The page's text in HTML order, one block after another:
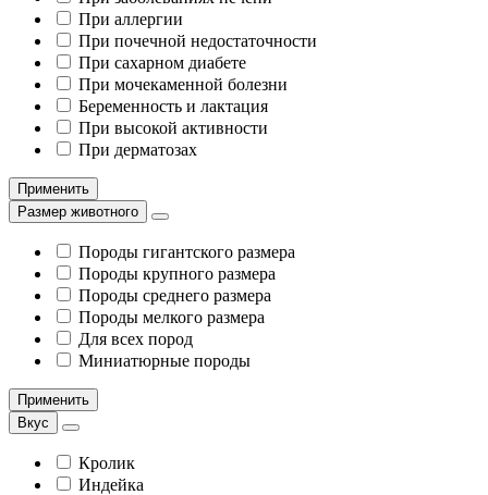
При аллергии
При почечной недостаточности
При сахарном диабете
При мочекаменной болезни
Беременность и лактация
При высокой активности
При дерматозах
Применить
Размер животного
Породы гигантского размера
Породы крупного размера
Породы среднего размера
Породы мелкого размера
Для всех пород
Миниатюрные породы
Применить
Вкус
Кролик
Индейка